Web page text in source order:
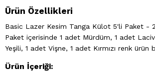
Ürün Özellikleri
Basic Lazer Kesim Tanga Külot 5'li Paket - 2
Paket içerisinde 1 adet Mürdüm, 1 adet
Yeşili, 1 adet Vişne, 1 adet Kırmızı renk ürün
Ürün İçeriği: